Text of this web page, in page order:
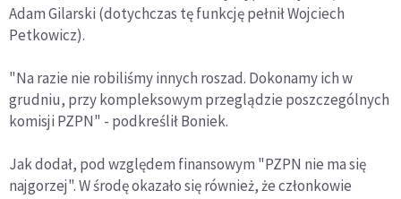
Adam Gilarski (dotychczas tę funkcję pełnił Wojciech
Petkowicz).
"Na razie nie robiliśmy innych roszad. Dokonamy ich w
grudniu, przy kompleksowym przeglądzie poszczególnych
komisji PZPN" - podkreślił Boniek.
Jak dodał, pod względem finansowym "PZPN nie ma się
najgorzej". W środę okazało się również, że członkowie